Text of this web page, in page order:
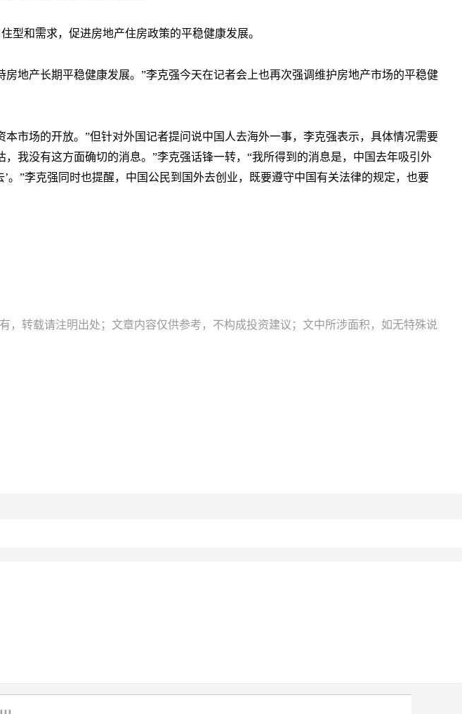
型和需求，促进房地产住房政策的平稳健康发展。
地产长期平稳健康发展。”李克强今天在记者会上也再次强调维护房地产市场的平稳健
市场的开放。”但针对外国记者提问说中国人去海外一事，李克强表示，具体情况需要
我没有这方面确切的消息。”李克强话锋一转，“我所得到的消息是，中国去年吸引外
”李克强同时也提醒，中国公民到国外去创业，既要遵守中国有关法律的规定，也要
，转载请注明出处；文章内容仅供参考，不构成投资建议；文中所涉面积，如无特殊说